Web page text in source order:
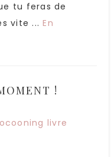
tu feras de
vite ...En
!